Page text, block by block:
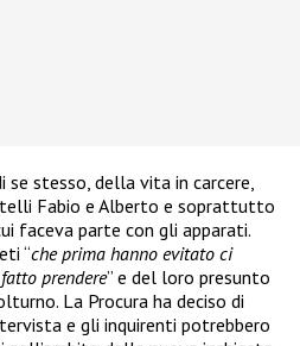
se stesso, della vita in carcere,
Fabio e Alberto e soprattutto
faceva parte con gli apparati.
“che prima hanno evitato ci
prendere” e del loro presunto
La Procura ha deciso di
e gli inquirenti potrebbero